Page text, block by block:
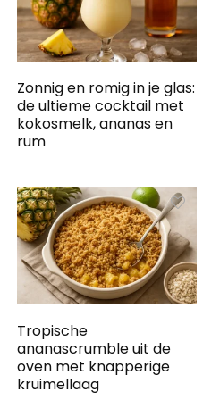
Zonnig en romig in je glas:
de ultieme cocktail met
kokosmelk, ananas en
rum
Tropische
ananascrumble uit de
oven met knapperige
kruimellaag